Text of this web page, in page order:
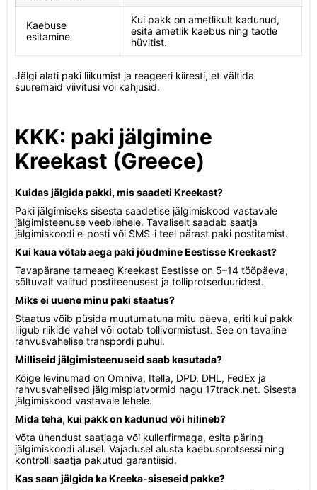
Kaebuse
esitamine
Kui pakk on ametlikult kadunud,
esita ametlik kaebus ning taotle
hüvitist.
Jälgi alati paki liikumist ja reageeri kiiresti, et vältida
suuremaid viivitusi või kahjusid.
KKK: paki jälgimine
Kreekast (Greece)
Kuidas jälgida pakki, mis saadeti Kreekast?
Paki jälgimiseks sisesta saadetise jälgimiskood vastavale
jälgimisteenuse veebilehele. Tavaliselt saadab saatja
jälgimiskoodi e-posti või SMS-i teel pärast paki postitamist.
Kui kaua võtab aega paki jõudmine Eestisse Kreekast?
Tavapärane tarneaeg Kreekast Eestisse on 5–14 tööpäeva,
sõltuvalt valitud postiteenusest ja tolliprotseduuridest.
Miks ei uuene minu paki staatus?
Staatus võib püsida muutumatuna mitu päeva, eriti kui pakk
liigub riikide vahel või ootab tollivormistust. See on tavaline
rahvusvahelise transpordi puhul.
Milliseid jälgimisteenuseid saab kasutada?
Kõige levinumad on Omniva, Itella, DPD, DHL, FedEx ja
rahvusvahelised jälgimisplatvormid nagu 17track.net. Sisesta
jälgimiskood vastavale lehele.
Mida teha, kui pakk on kadunud või hilineb?
Võta ühendust saatjaga või kullerfirmaga, esita päring
jälgimiskoodi alusel. Vajadusel alusta kaebusprotsessi ning
kontrolli saatja pakutud garantiisid.
Kas saan jälgida ka Kreeka-siseseid pakke?